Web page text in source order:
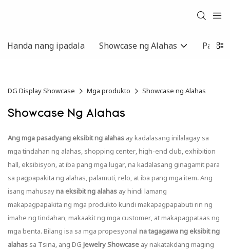
Handa nang ipadala Showcase ng Alahas
DG Display Showcase Mga produkto Showcase ng Alahas
Showcase Ng Alahas
Ang mga pasadyang eksibit ng alahas ay kadalasang inilalagay sa
mga tindahan ng alahas, shopping center, high-end club, exhibition
hall, eksibisyon, at iba pang mga lugar, na kadalasang ginagamit para
sa pagpapakita ng alahas, palamuti, relo, at iba pang mga item. Ang
isang mahusayna eksibit ng alahas ay hindi lamang
makapagpapakita ng mga produkto kundi makapagpapabuti rin ng
imahe ng tindahan, makaakit ng mga customer, at makapagpataas ng
mga benta. Bilang isa sa mga propesyonal na tagagawa ng eksibit ng
alahas sa Tsina, ang DG Jewelry Showcase ay nakatakdang maging